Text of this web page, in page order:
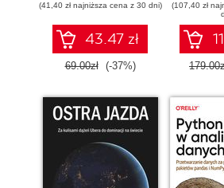
oprogramowania
(41,40 zł najniższa cena z 30 dni)
43.47 zł
69.00zł (-37%)
(107,40 zł